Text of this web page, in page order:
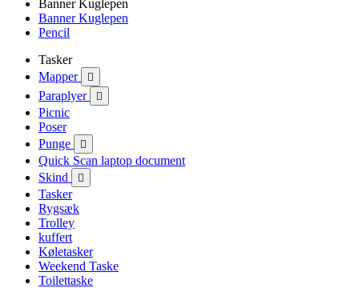
Banner Kuglepen
Banner Kuglepen
Pencil
Tasker
Mapper

Paraplyer 
Picnic
Poser
Punge

Quick Scan laptop document
Skind

Tasker
Rygsæk
Trolley
kuffert
Køletasker
Weekend Taske
Toilettaske